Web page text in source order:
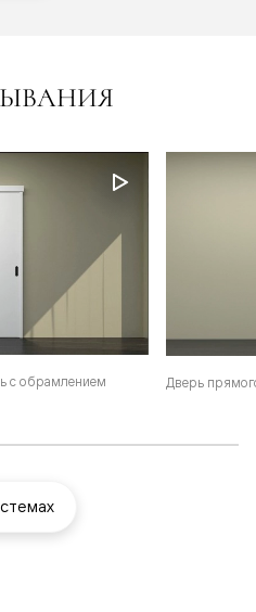
с обрамлением
Дверь